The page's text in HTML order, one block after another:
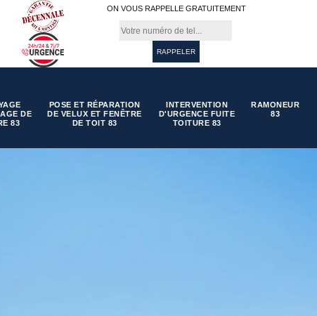
ON VOUS RAPPELLE GRATUITEMENT
DE
83
POSE ET RÉPARATION
DE VELUX ET FENÊTRE
DE TOIT 83
INTERVENTION
D'URGENCE FUITE
TOITURE 83
RAMONEUR
83